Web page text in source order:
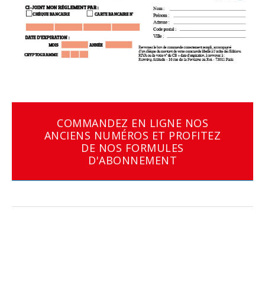
COMMANDEZ EN LIGNE NOS
ANCIENS NUMÉROS ET PROFITEZ
DE NOS FORMULES
D'ABONNEMENT